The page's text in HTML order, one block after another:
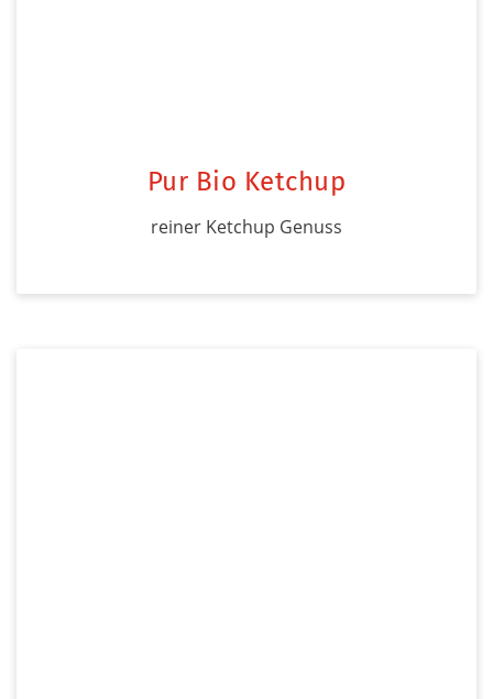
Pur Bio Ketchup
reiner Ketchup Genuss